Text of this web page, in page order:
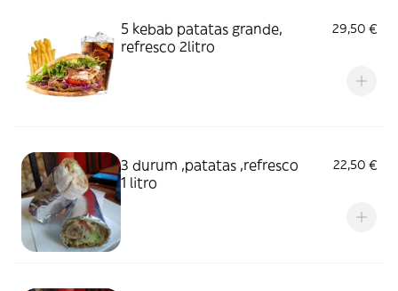
5 kebab patatas grande,
refresco 2litro
29,50 €
3 durum ,patatas ,refresco
1 litro
22,50 €